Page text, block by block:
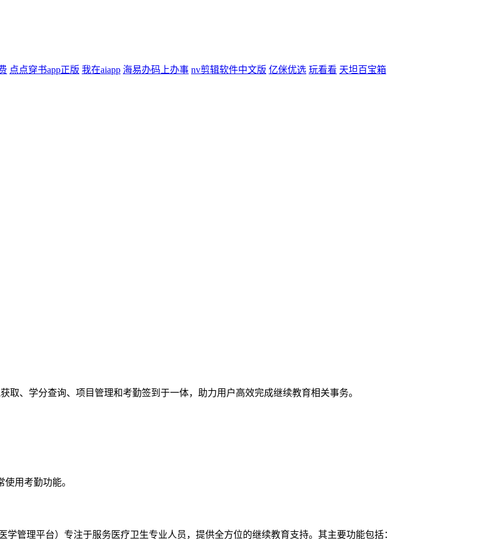
点点穿书app正版 我在aiapp 海易办码上办事 nv剪辑软件中文版 亿侎优选 玩看看 天坦百宝箱
、学分查询、项目管理和考勤签到于一体，助力用户高效完成继续教育相关事务。
用考勤功能。
管理平台）专注于服务医疗卫生专业人员，提供全方位的继续教育支持。其主要功能包括：